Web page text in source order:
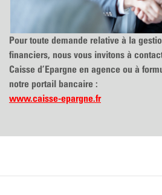
Pour toute demande relative à la
financiers, nous vous invitons à
Caisse d’Epargne en agence ou à
notre portail bancaire :
www.caisse-epargne.fr